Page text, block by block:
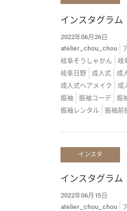
インスタグラム
2022年06月26日
atelier_chou_chou
岐阜そうしゃかん
岐
岐阜日野
成人式 成
成人式ヘアメイク
成
振袖
振袖コーデ 振
振袖レンタル
振袖前
インスタ
インスタグラム
2022年06月15日
atelier_chou_chou